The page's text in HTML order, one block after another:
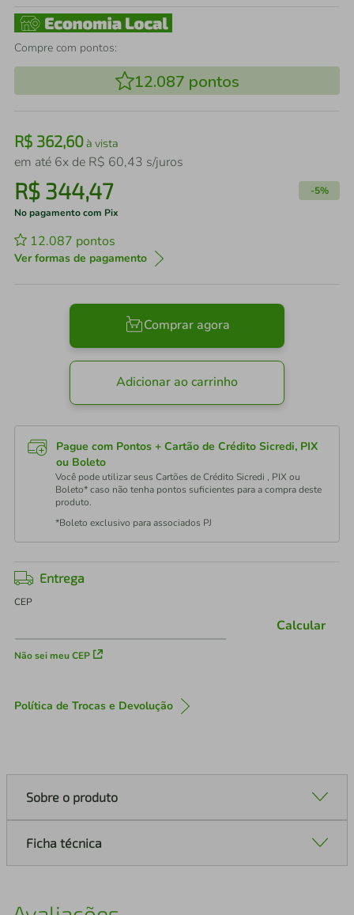
Compre com pontos:
12.087 pontos
R$ 362,60à vista
em até 6x de R$ 60,43 s/juros
R$ 344,47 -5%
No pagamento com Pix
12.087 pontos
Ver formas de pagamento
Comprar agora
Adicionar ao carrinho
Pague com Pontos + Cartão de Crédito Sicredi, PIX
ou Boleto
Você pode utilizar seus Cartões de Crédito Sicredi , PIX ou
Boleto* caso não tenha pontos suficientes para a compra deste
produto.
*Boleto exclusivo para associados PJ
Entrega
CEP
Não sei meu CEP
Calcular
Política de Trocas e Devolução
Sobre o produto
Ficha técnica